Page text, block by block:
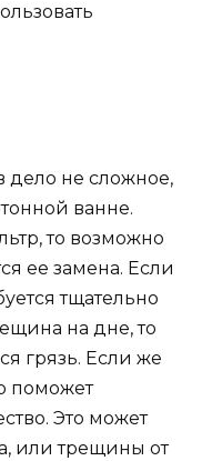
дело не сложное,
ванне.
то возможно
ее замена. Если
тщательно
на дне, то
грязь. Если же
поможет
Это может
или трещины от